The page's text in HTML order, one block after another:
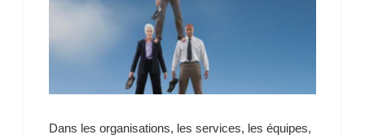
Dans les organisations, les services, les équipes,